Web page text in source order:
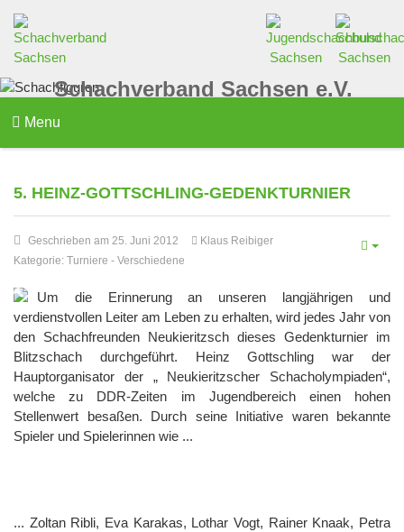
Schachverband Sachsen e.V.
Menu
5. HEINZ-GOTTSCHLING-GEDENKTURNIER
Geschrieben am 25. Juni 2012
Klaus Reibiger
Kategorie: Turniere - Verschiedene
Um die Erinnerung an unseren langjährigen und
verdienstvollen Leiter am Leben zu erhalten, wird jedes Jahr von
den Schachfreunden Neukieritzsch dieses Gedenkturnier im
Blitzschach durchgeführt. Heinz Gottschling war der
Hauptorganisator der „ Neukieritzscher Schacholympiaden“,
welche zu DDR-Zeiten im Jugendbereich einen hohen
Stellenwert besaßen. Durch seine Initiative waren bekannte
Spieler und Spielerinnen wie ...
... Zoltan Ribli, Eva Karakas, Lothar Vogt, Rainer Knaak, Petra